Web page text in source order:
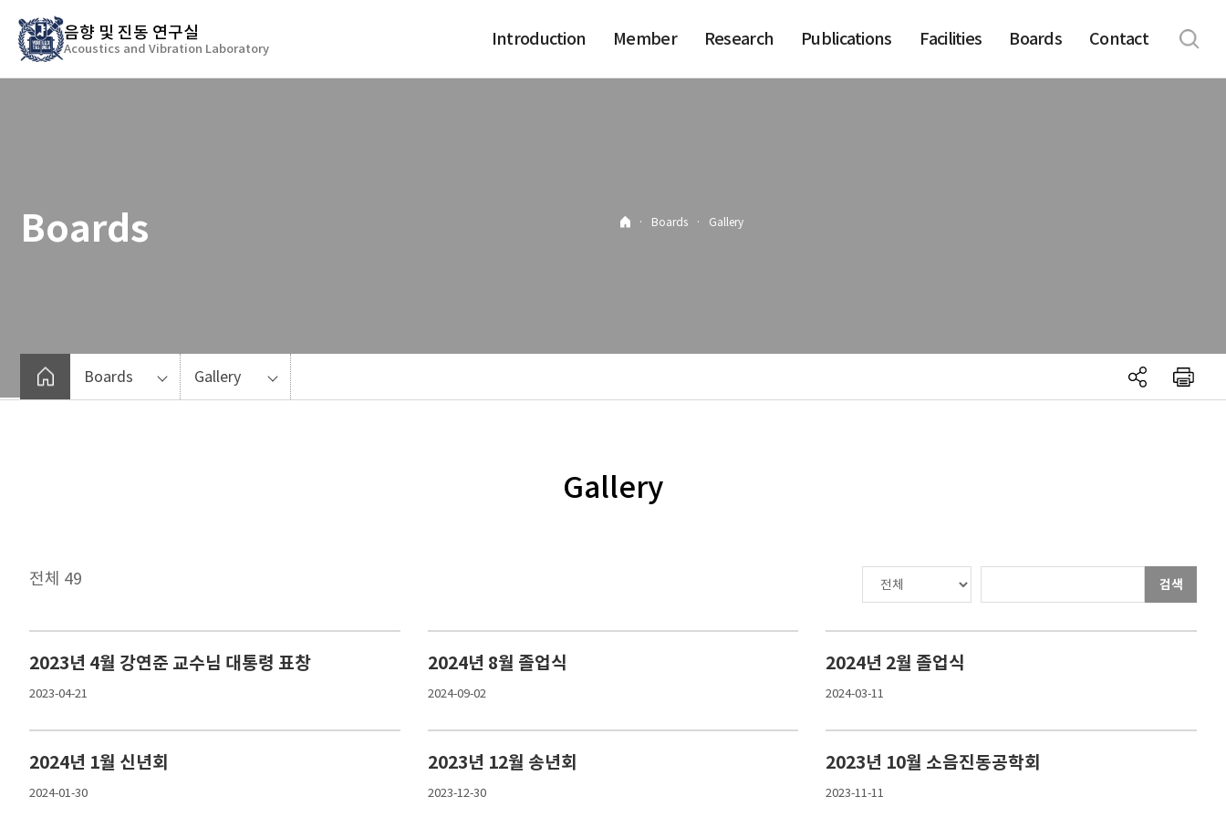
기
음향 및 진동 연구실
Acoustics and Vibration Laboratory Introduction Member Research Publications Facilities Boards Contact
Boards · Boards · Gallery
Boards Gallery
Gallery
전체 49 검색
2023년 4월 강연준 교수님 대통령 표창
2023-04-21
2024년 8월 졸업식
2024-09-02
2024년 2월 졸업식
2024-03-11
2024년 1월 신년회
2024-01-30
2023년 12월 송년회
2023-12-30
2023년 10월 소음진동공학회
2023-11-11